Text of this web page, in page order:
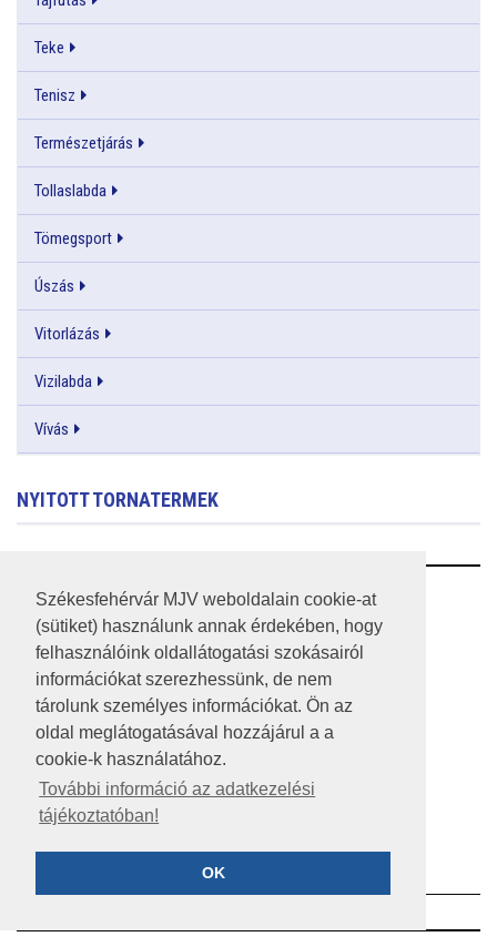
Székesfehérvár MJV weboldalain cookie-at
(sütiket) használunk annak érdekében, hogy
felhasználóink oldallátogatási szokásairól
információkat szerezhessünk, de nem
tárolunk személyes információkat. Ön az
oldal meglátogatásával hozzájárul a a
cookie-k használatához.
További információ az adatkezelési
tájékoztatóban!
OK
Teke
Tenisz
Természetjárás
Tollaslabda
Tömegsport
Úszás
Vitorlázás
Vizilabda
Vívás
NYITOTT TORNATERMEK
RSS
A HONLAP 2017.03.31-I ÁLLAPOTA
JOGI NYILATKOZAT
IMPRESSZUM
KÖZÉRDEKŰ ADATOK